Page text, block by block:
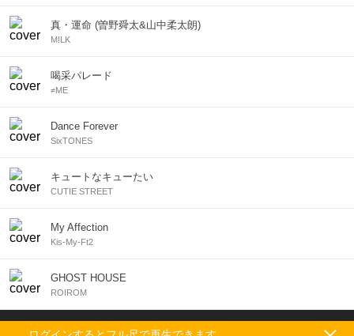
真・運命 (曽野舜太&山中柔太朗)
M!LK
喝采パレード
≠ME
Dance Forever
SixTONES
キュートなキューたい
CUTIE STREET
My Affection
Kis-My-Ft2
GHOST HOUSE
ROIROM
利用規約 | プライバシーポリシー